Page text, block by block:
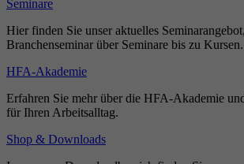
Seminare
Hier finden Sie unser aktuelles
Branchenseminar über Seminare bis zu Kursen.
HFA-Akademie
Erfahren Sie mehr über die HFA-Akademie
für Ihren Arbeitsalltag.
Shop & Downloads